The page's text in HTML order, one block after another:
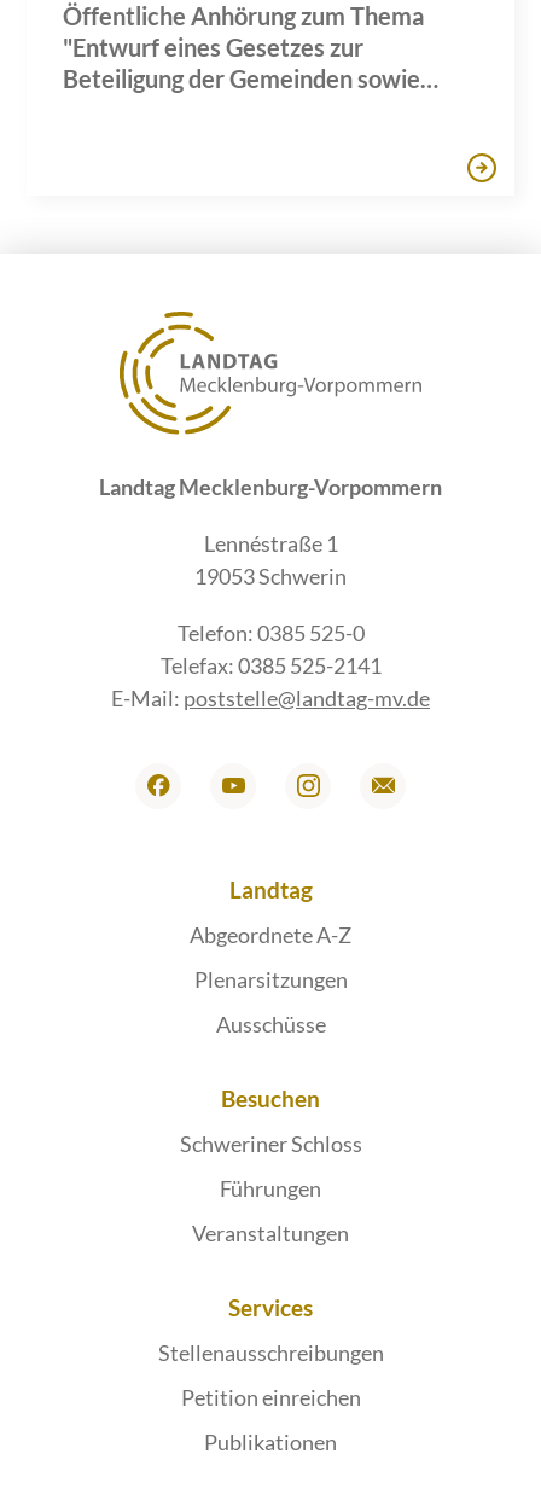
Öffentliche Anhörung zum Thema
"Entwurf eines Gesetzes zur
Beteiligung der Gemeinden sowie
Landtag Mecklenburg-Vorpommern
Lennéstraße 1
19053 Schwerin
Telefon: 0385 525-0
Telefax: 0385 525-2141
E-Mail: poststelle@landtag-mv.de
Landtag
Abgeordnete A-Z
Plenarsitzungen
Ausschüsse
Besuchen
Schweriner Schloss
Führungen
Veranstaltungen
Services
Stellenausschreibungen
Petition einreichen
Publikationen